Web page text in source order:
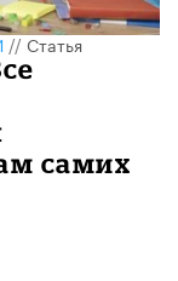
//Статья
самих